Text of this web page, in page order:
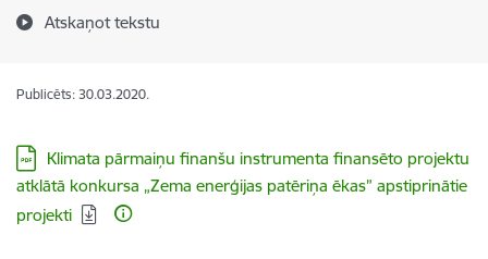
Atskaņot tekstu
Publicēts: 30.03.2020.
Lejupielādēt:
Klimata pārmaiņu finanšu instrumenta finansēto projektu
atklātā konkursa „Zema enerģijas patēriņa ēkas” apstiprinātie
projekti